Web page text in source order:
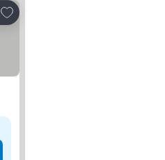
Lägg till i Mina Favoriter